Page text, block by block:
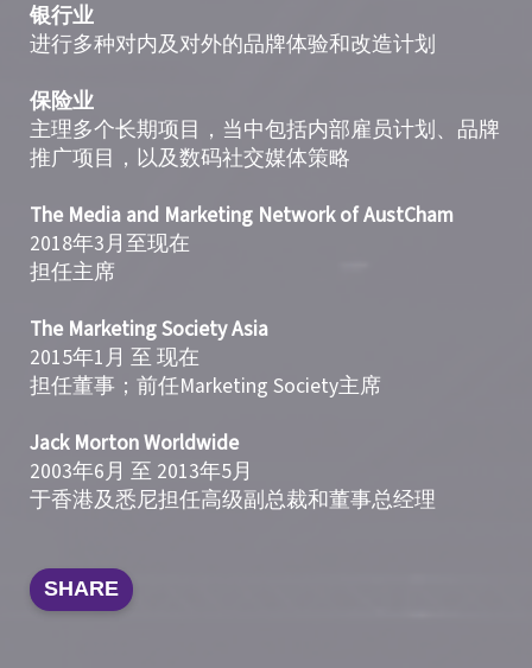
银行业
进行多种对内及对外的品牌体验和改造计划
保险业
主理多个长期项目，当中包括内部雇员计划、品牌
推广项目，以及数码社交媒体策略
The Media and Marketing Network of AustCham
2018年3月至现在
担任主席
The Marketing Society Asia
2015年1月 至 现在
担任董事；前任Marketing Society主席
Jack Morton Worldwide
2003年6月 至 2013年5月
于香港及悉尼担任高级副总裁和董事总经理
SHARE